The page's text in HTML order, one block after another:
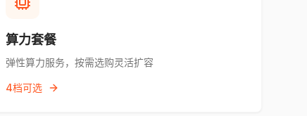
算力套餐
弹性算力服务，按需选购灵活扩容
4档可选